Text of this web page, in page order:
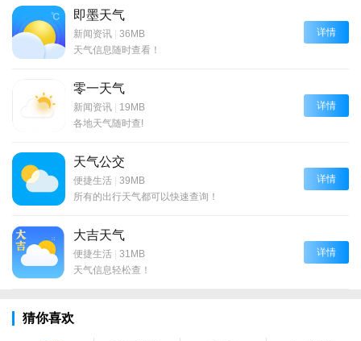
即墨天气
新闻资讯 | 36MB
天气信息随时查看！
详情
零一天气
新闻资讯 | 19MB
各地天气随时查!
详情
天气公交
便捷生活 | 39MB
所有的出行天气都可以快速查询！
详情
大吉天气
便捷生活 | 31MB
天气信息轻松查！
详情
猜你喜欢